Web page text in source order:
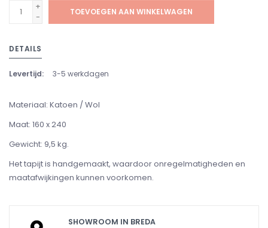
+
-
TOEVOEGEN AAN WINKELWAGEN
DETAILS
Levertijd: 3-5 werkdagen
Materiaal: Katoen / Wol
Maat: 160 x 240
Gewicht: 9,5 kg.
Het tapijt is handgemaakt, waardoor onregelmatigheden en
maatafwijkingen kunnen voorkomen.
SHOWROOM IN BREDA